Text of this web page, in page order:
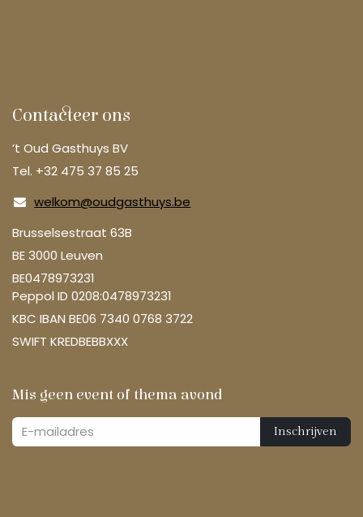
Contacteer ons
’t Oud Gasthuys BV
Tel. +32 475 37 85 25
welkom@oudgasthuys.be
Brusselsestraat 63B
BE 3000 Leuven
BE0478973231
Peppol ID 0208:0478973231
KBC IBAN BE06 7340 0768 3722
SWIFT KREDBEBBXXX
Mis geen event of thema avond
Inschrijven